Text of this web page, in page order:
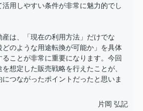
活用しやすい条件が非常に魅力的でし
産は、「現在の利用方法」だけでな
どのような用途転換が可能か」を具体
ることが非常に重要になります。今回
を想定した販売戦略を行えたことが、
につながったポイントだったと思いま
片岡 弘記